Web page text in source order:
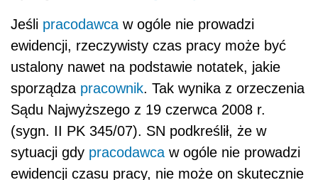
Jeśli pracodawcaw ogóle nie prowadzi
ewidencji, rzeczywisty czas pracy może być
ustalony nawet na podstawie notatek, jakie
sporządza pracownik. Tak wynika z orzeczenia
Sądu Najwyższego z 19 czerwca 2008 r.
(sygn. II PK 345/07). SN podkreślił, że w
sytuacji gdy pracodawcaw ogóle nie prowadzi
ewidencji czasu pracy, nie może on skutecznie